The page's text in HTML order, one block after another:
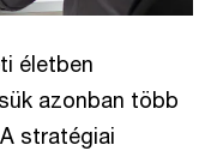
életben
azonban több
stratégiai